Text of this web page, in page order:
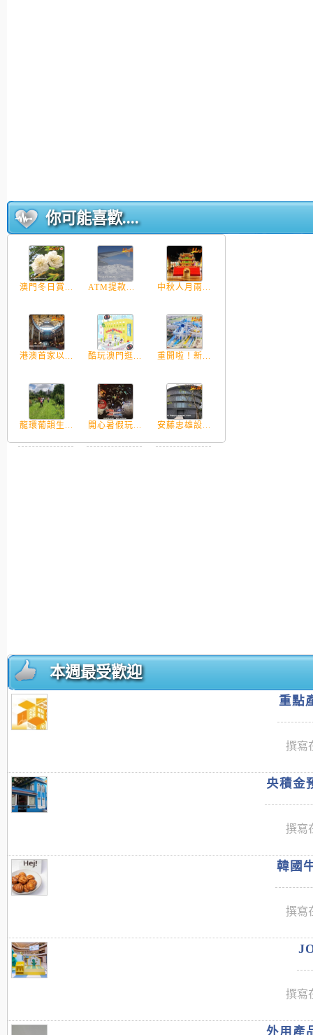
你可能喜歡....
澳門冬日賞... ATM提款... 中秋人月兩...
港澳首家以... 酷玩澳門逛... 重開啦！新...
龍環葡韻生... 開心暑假玩... 安藤忠雄設...
本週最受歡迎
重點
撰寫
央積金
撰寫
韓國
撰寫
撰寫
外用產